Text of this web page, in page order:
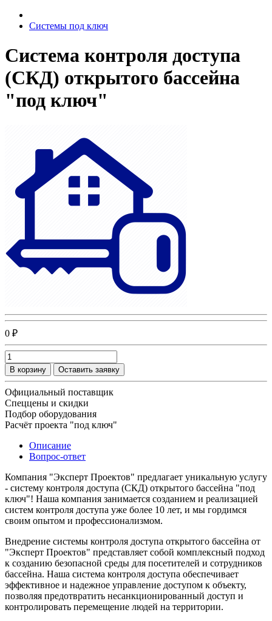
Системы под ключ
Система контроля доступа
(СКД) открытого бассейна
"под ключ"
0 ₽
В корзину Оставить заявку
Официальный поставщик
Спеццены и скидки
Подбор оборудования
Расчёт проекта "под ключ"
Описание
Вопрос-ответ
Компания "Эксперт Проектов" предлагает уникальную услугу
- систему контроля доступа (СКД) открытого бассейна "под
ключ"! Наша компания занимается созданием и реализацией
систем контроля доступа уже более 10 лет, и мы гордимся
своим опытом и профессионализмом.
Внедрение системы контроля доступа открытого бассейна от
"Эксперт Проектов" представляет собой комплексный подход
к созданию безопасной среды для посетителей и сотрудников
бассейна. Наша система контроля доступа обеспечивает
эффективное и надежное управление доступом к объекту,
позволяя предотвратить несанкционированный доступ и
контролировать перемещение людей на территории.